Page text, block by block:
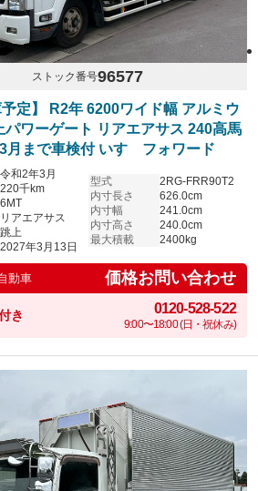
ストック番号96577
予定】 R2年 6200ワイド幅 アルミウ
パワーゲート リアエアサス 240高馬
月まで車検付 いすゞフォワード
令和2年3月
220千km
6MT
リアエアサス
跳上
2027年3月13日
型式
2RG-FRR90T2
内寸長さ
626.0cm
内寸幅
241.0cm
内寸高さ
240.0cm
最大積載
2400kg
動車 価格お問い合わせ
き 0120-528-522
9:00〜18:00 (日・祝休み)